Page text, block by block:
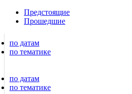
Предстоящие
Прошедшие
по датам
по тематике
по датам
по тематике